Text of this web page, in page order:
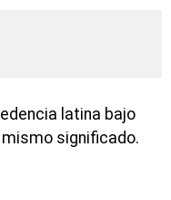
latina bajo
mismo significado.